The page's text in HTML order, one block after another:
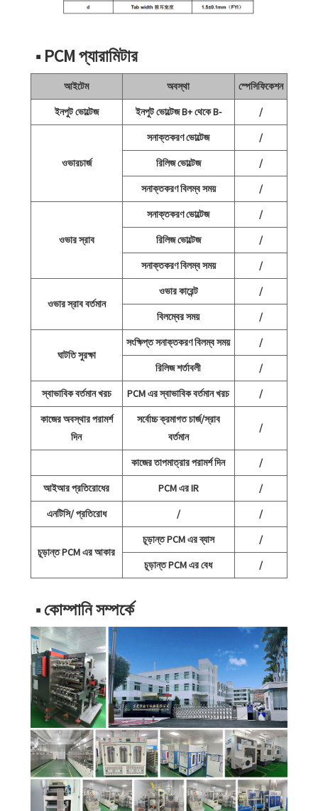
■ PCM প্যারামিটার
আইটেম অবস্থা
স্পেসিফিকেশন
ইনপুট ভোল্টেজ
ইনপুট ভোল্টেজ B+ থেকে B- /
ওভারচার্জ
সনাক্তকরণ ভোল্টেজ
/
রিলিজ ভোল্টেজ
/
সনাক্তকরণ বিলম্ব সময়
/
ওভার স্রাব
সনাক্তকরণ ভোল্টেজ
/
রিলিজ ভোল্টেজ
/
সনাক্তকরণ বিলম্ব সময়
/
ওভার স্রাব বর্তমান
ওভার কারেন্ট
/
বিলম্বের সময়
/
ঘাটতি সুরক্ষা
সংক্ষিপ্ত সনাক্তকরণ বিলম্ব সময়
/
রিলিজ শর্তাবলী
/
স্বাভাবিক বর্তমান খরচ
PCM এর স্বাভাবিক বর্তমান খরচ
/
কাজের অবস্থার পরামর্শ
দিন
সর্বোচ্চ ক্রমাগত চার্জ/স্রাব
বর্তমান
/
কাজের তাপমাত্রার পরামর্শ দিন
/
আইআর প্রতিরোধের
PCM এর IR
/
এনটিসি/ প্রতিরোধ
/ /
চূড়ান্ত PCM এর আকার
চূড়ান্ত PCM এর ব্যাস
/
চূড়ান্ত PCM এর বেধ
/
■ কোম্পানি সম্পর্কে